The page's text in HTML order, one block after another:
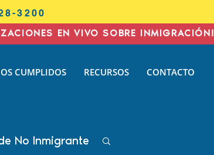
3200
EN VIVO SOBRE INMIGRACIÓN!
CUMPLIDOS RECURSOS CONTACTO
No Inmigrante